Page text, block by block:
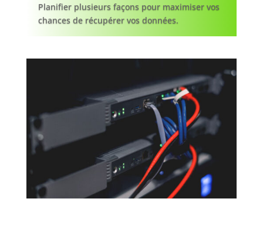
Planifier plusieurs façons pour maximiser vos
chances de récupérer vos données.